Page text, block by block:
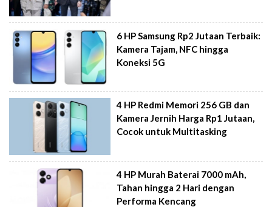
6 HP Samsung Rp2 Jutaan Terbaik:
Kamera Tajam, NFC hingga
Koneksi 5G
4 HP Redmi Memori 256 GB dan
Kamera Jernih Harga Rp1 Jutaan,
Cocok untuk Multitasking
4 HP Murah Baterai 7000 mAh,
Tahan hingga 2 Hari dengan
Performa Kencang